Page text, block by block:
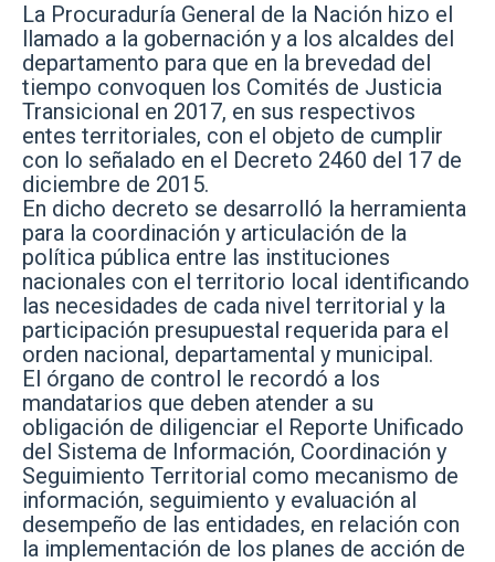
La Procuraduría General de la Nación hizo el
llamado a la gobernación y a los alcaldes del
departamento para que en la brevedad del
tiempo convoquen los Comités de Justicia
Transicional en 2017, en sus respectivos
entes territoriales, con el objeto de cumplir
con lo señalado en el Decreto 2460 del 17 de
diciembre de 2015.
En dicho decreto se desarrolló la herramienta
para la coordinación y articulación de la
política pública entre las instituciones
nacionales con el territorio local identificando
las necesidades de cada nivel territorial y la
participación presupuestal requerida para el
orden nacional, departamental y municipal.
El órgano de control le recordó a los
mandatarios que deben atender a su
obligación de diligenciar el Reporte Unificado
del Sistema de Información, Coordinación y
Seguimiento Territorial como mecanismo de
información, seguimiento y evaluación al
desempeño de las entidades, en relación con
la implementación de los planes de acción de